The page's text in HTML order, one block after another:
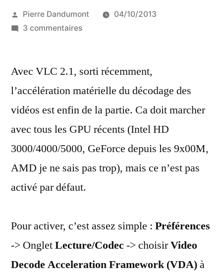
Publié
par
Pierre Dandumont
04/10/2013
3 commentairessur
:
l’accélération
matérielle
Avec VLC 2.1, sorti récemment,
l’accélération matérielle du décodage des
vidéos est enfin de la partie. Ca doit marcher
avec tous les GPU récents (Intel HD
3000/4000/5000, GeForce depuis les 9x00M,
AMD je ne sais pas trop), mais ce n’est pas
activé par défaut.
Pour activer, c’est assez simple : Préférences
-> OngletLecture/Codec-> choisirVideo
Decode Acceleration Framework (VDA)à